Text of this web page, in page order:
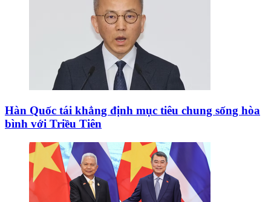
Hàn Quốc tái khẳng định mục tiêu chung sống hòa
bình với Triều Tiên